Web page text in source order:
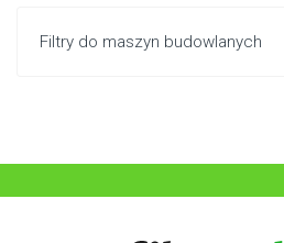
Filtry do maszyn budowlanych